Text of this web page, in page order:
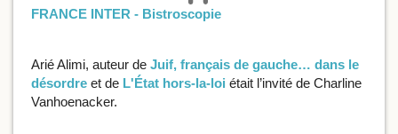
FRANCE INTER - Bistroscopie
Arié Alimi, auteur de Juif, français de gauche… dans le
désordre et de L'État hors-la-loi était l’invité de Charline
Vanhoenacker.